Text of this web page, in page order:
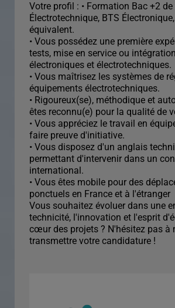
Votre profil : • Formation Bac +2 de
Électrotechnique, BTS
équivalent.
• Vous possédez une première
tests, mise en service ou
électroniques et électrotechniques.
• Vous maîtrisez les systèmes de
équipements électrotechniques.
• Rigoureux(se), méthodique et
êtes reconnu(e) pour la qualité de
• Vous appréciez le travail en
faire preuve d'initiative.
• Vous disposez d'un anglais
permettant d'intervenir dans un
international.
• Vous êtes mobile pour des
ponctuels en France et à l'étranger
Vous souhaitez évoluer dans une
technicité, l'innovation et l'esprit
cœur des projets ? N'hésitez pas à
transmettre votre candidature !